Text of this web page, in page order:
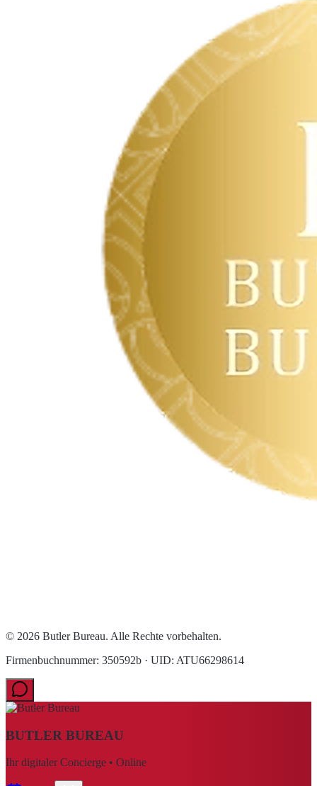
© 2026 Butler Bureau. Alle Rechte vorbehalten.
Firmenbuchnummer: 350592b · UID: ATU66298614
BUTLER BUREAU
Ihr digitaler Concierge • Online